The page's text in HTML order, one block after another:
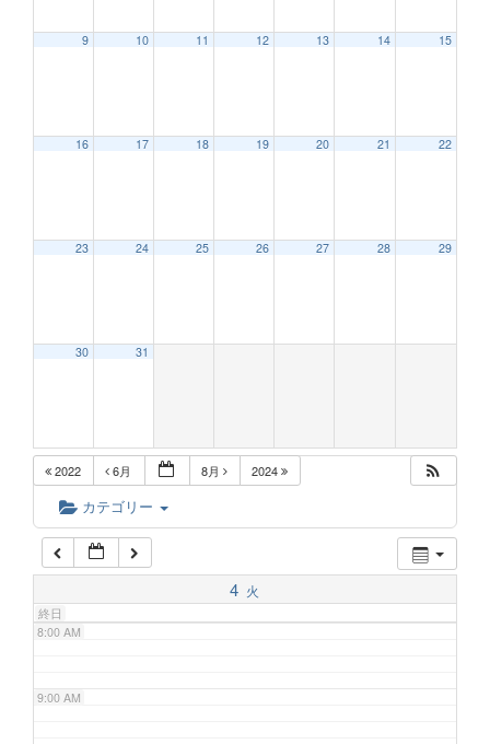
9 10 11 12 13 14 15
16 17 18 19 20 21 22
23 24 25 26 27 28 29
30 31
2022 6月 8月 2024
カテゴリー
4 火
終日
2:00 AM
6:00 AM
7:00 AM
8:00 AM
9:00 AM